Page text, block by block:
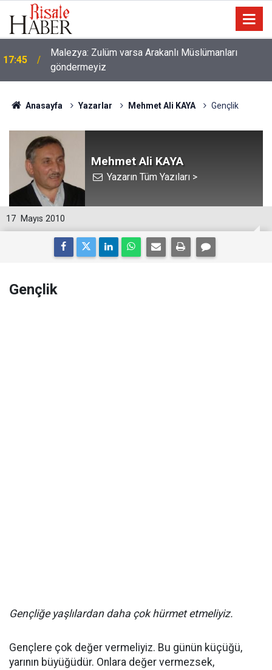
17:45
Malezya: Zulüm varsa Arakanlı Müslümanları
göndermeyiz
Anasayfa Yazarlar Mehmet Ali KAYA Gençlik
Mehmet Ali KAYA
Yazarın Tüm Yazıları >
17 Mayıs 2010
Gençlik
Gençliğe yaşlılardan daha çok hürmet etmeliyiz.
Gençlere çok değer vermeliyiz. Bu günün küçüğü,
yarının büyüğüdür. Onlara değer vermezsek,